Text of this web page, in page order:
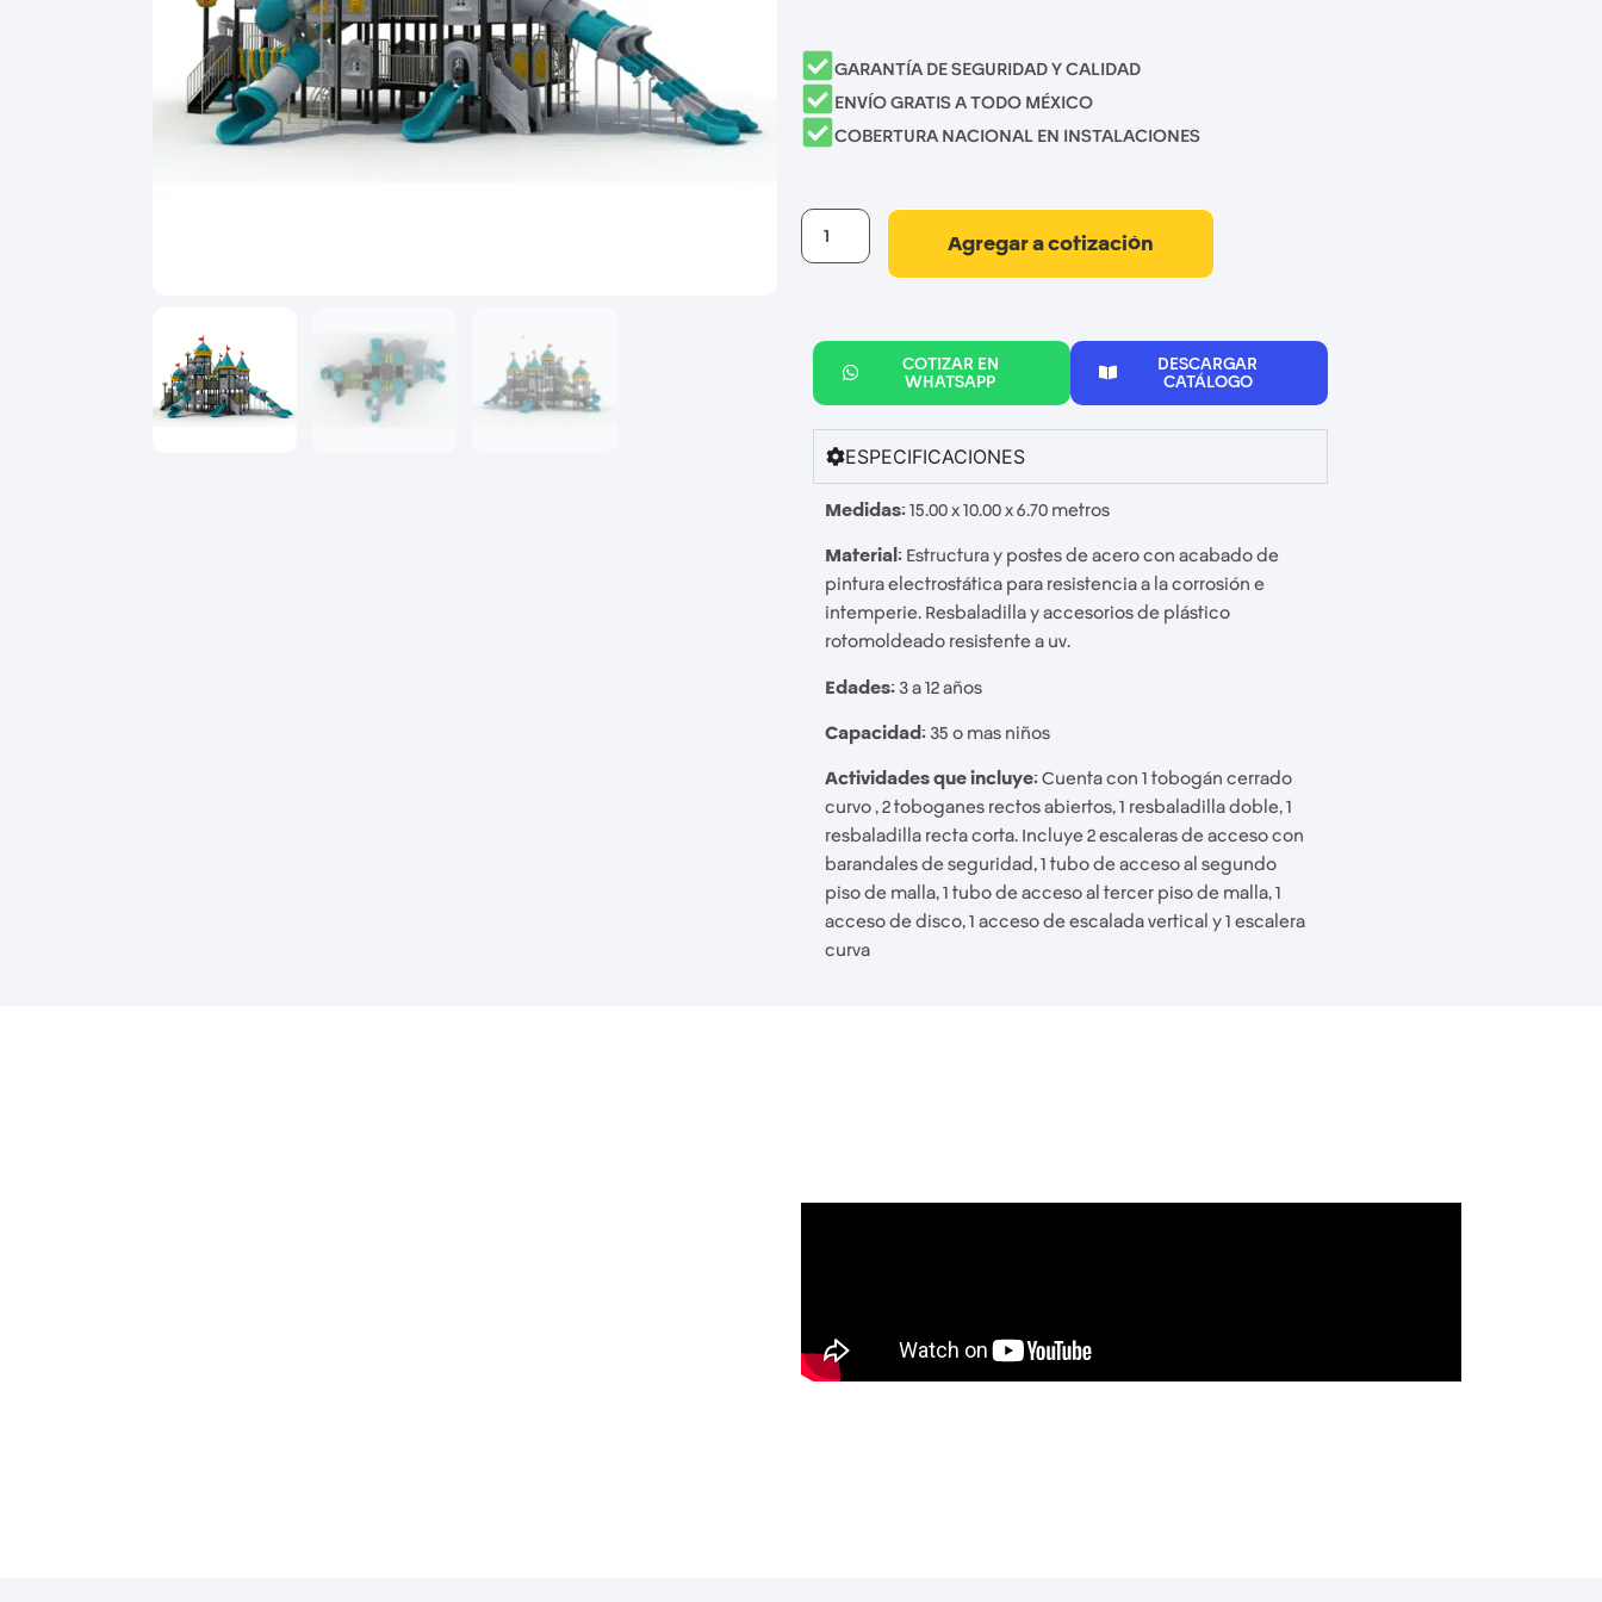
GARANTÍA DE SEGURIDAD Y CALIDAD
ENVÍO GRATIS A TODO MÉXICO
COBERTURA NACIONAL EN INSTALACIONES
Agregar a cotización
COTIZAR EN
WHATSAPP
DESCARGAR
CATÁLOGO
ESPECIFICACIONES
Medidas:15.00 x 10.00 x 6.70 metros
Material:Estructura y postes de acero con acabado de
pintura electrostática para resistencia a la corrosión e
intemperie. Resbaladilla y accesorios de plástico
rotomoldeado resistente a uv.
Edades:3 a 12 años
Capacidad:35 o mas niños
Actividades que incluye:Cuenta con 1 tobogán cerrado
curvo , 2 toboganes rectos abiertos, 1 resbaladilla doble, 1
resbaladilla recta corta. Incluye 2 escaleras de acceso con
barandales de seguridad, 1 tubo de acceso al segundo
piso de malla, 1 tubo de acceso al tercer piso de malla, 1
acceso de disco, 1 acceso de escalada vertical y 1 escalera
curva